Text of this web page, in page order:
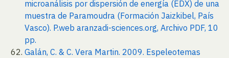
microanálisis por dispersión de energía (EDX) de una
muestra de Paramoudra (Formación Jaizkibel, País
Vasco). P.web aranzadi-sciences.org, Archivo PDF, 10
pp.
Galán, C. & C. Vera Martin. 2009. Espeleotemas